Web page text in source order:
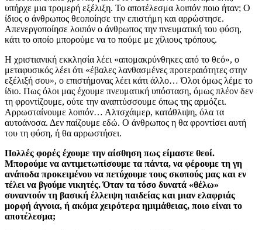
υπήρχε μια τρομερή εξέλιξη. Το αποτέλεσμα λοιπόν ποιο ήταν; Ο
ίδιος ο άνθρωπος θεοποίησε την επιστήμη και αρρώστησε.
Απενεργοποίησε λοιπόν ο άνθρωπος την πνευματική του φύση,
κάτι το οποίο μπορούμε να το πούμε με χίλιους τρόπους.
Η χριστιανική εκκλησία λέει «απομακρύνθηκες από το θεό», ο
μεταφυσικός λέει ότι «έβαλες λανθασμένες προτεραιότητες στην
εξέλιξή σου», ο επιστήμονας λέει κάτι άλλο… Όλοι όμως λέμε το
ίδιο. Πως όλοι μας έχουμε πνευματική υπόσταση, όμως πλέον δεν
τη φροντίζουμε, ούτε την αναπτύσσουμε όπως της αρμόζει.
Αρρωσταίνουμε λοιπόν… Αλτσχάιμερ, κατάθλιψη, όλα τα
αυτοάνοσα. Δεν παίζουμε εδώ. Ο άνθρωπος η θα φροντίσει αυτή
του τη φύση, ή θα αρρωστήσει.
Πολλές φορές έχουμε την αίσθηση πως είμαστε θεοί.
Μπορούμε να αντιμετωπίσουμε τα πάντα, να φέρουμε τη γη
ανάποδα προκειμένου να πετύχουμε τους σκοπούς μας και εν
τέλει να βγούμε νικητές. Όταν τα τόσο δυνατά «θέλω»
συναντούν τη βασική έλλειψη παιδείας και μιαν ελαφριάς
μορφή άγνοια, ή ακόμα χειρότερα ημιμάθειας, ποιο είναι το
αποτέλεσμα;